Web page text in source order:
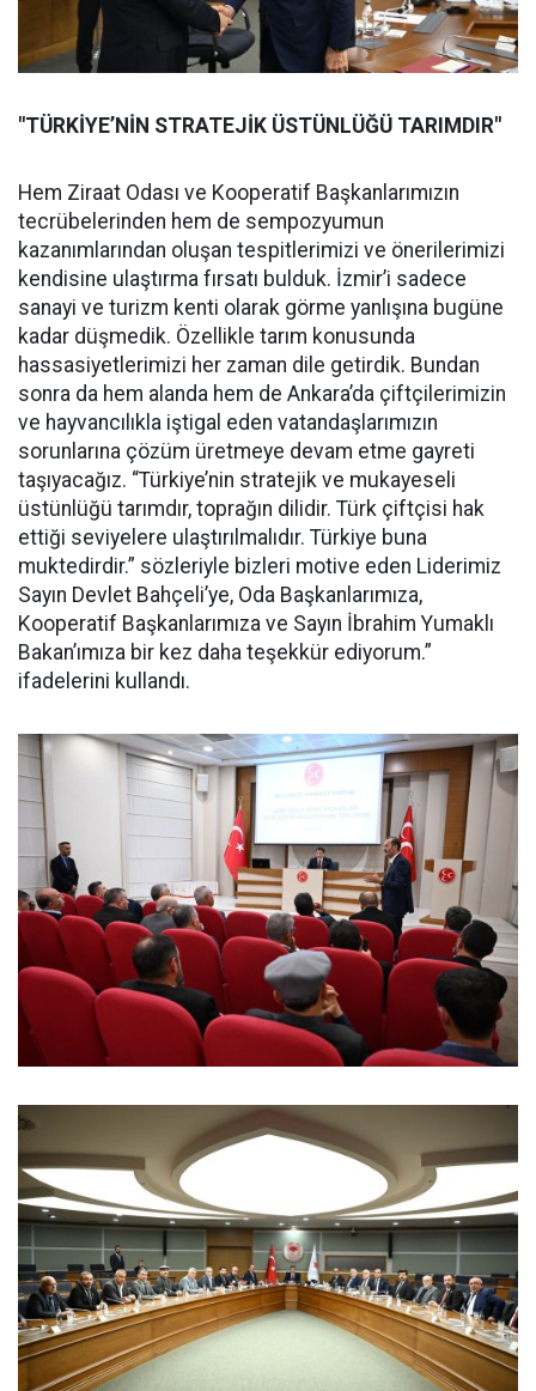
"TÜRKİYE’NİN STRATEJİK ÜSTÜNLÜĞÜ TARIMDIR"
Hem Ziraat Odası ve Kooperatif Başkanlarımızın
tecrübelerinden hem de sempozyumun
kazanımlarından oluşan tespitlerimizi ve önerilerimizi
kendisine ulaştırma fırsatı bulduk. İzmir’i sadece
sanayi ve turizm kenti olarak görme yanlışına bugüne
kadar düşmedik. Özellikle tarım konusunda
hassasiyetlerimizi her zaman dile getirdik. Bundan
sonra da hem alanda hem de Ankara’da çiftçilerimizin
ve hayvancılıkla iştigal eden vatandaşlarımızın
sorunlarına çözüm üretmeye devam etme gayreti
taşıyacağız. “Türkiye’nin stratejik ve mukayeseli
üstünlüğü tarımdır, toprağın dilidir. Türk çiftçisi hak
ettiği seviyelere ulaştırılmalıdır. Türkiye buna
muktedirdir.” sözleriyle bizleri motive eden Liderimiz
Sayın Devlet Bahçeli’ye, Oda Başkanlarımıza,
Kooperatif Başkanlarımıza ve Sayın İbrahim Yumaklı
Bakan’ımıza bir kez daha teşekkür ediyorum.”
ifadelerini kullandı.